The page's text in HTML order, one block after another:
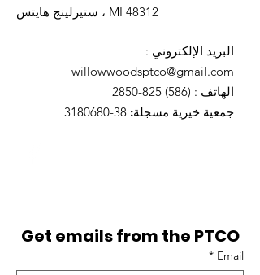
ستيرلينج هايتس ، MI 48312
البريد الإلكتروني :
willowwoodsptco@gmail.com
الهاتف :
(586) 825-2850
جمعية خيرية مسجلة: 38-3180680
Get emails from the PTCO
Email
*